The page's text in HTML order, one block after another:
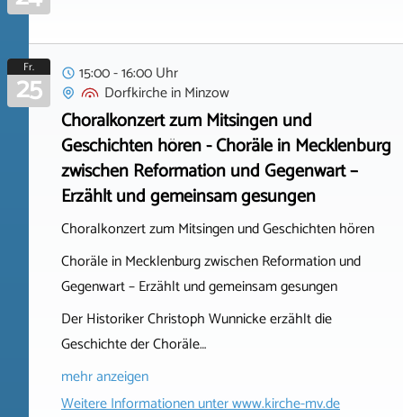
Fr.
25
15:00 - 16:00 Uhr
DorfkircheinMinzow
Choralkonzert zum Mitsingen und
Geschichten hören - Choräle in Mecklenburg
zwischen Reformation und Gegenwart –
Erzählt und gemeinsam gesungen
Choralkonzert zum Mitsingen und Geschichten hören
Choräle in Mecklenburg zwischen Reformation und
Gegenwart – Erzählt und gemeinsam gesungen
Der Historiker Christoph Wunnicke erzählt die
Geschichte der Choräle…
mehr anzeigen
Weitere Informationen unterwww.kirche-mv.de